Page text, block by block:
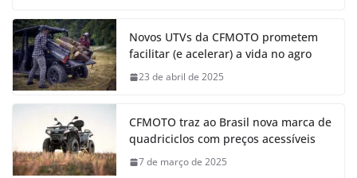
Novos UTVs da CFMOTO prometem
facilitar (e acelerar) a vida no agro
23 de abril de 2025
CFMOTO traz ao Brasil nova marca de
quadriciclos com preços acessíveis
7 de março de 2025